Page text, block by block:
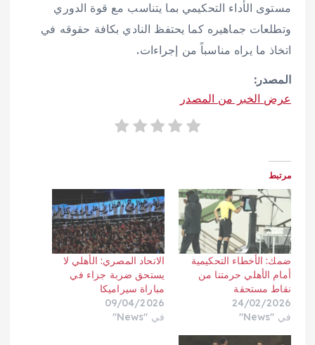
مستوى الأداء التحكيمي بما يتناسب مع قوة الدوري
وتطلعات جماهيره كما يحتفظ النادي بكافة حقوقه في
اتخاذ ما يراه مناسباً من إجراءات.
المصدر:
عرض الخبر من المصدر
مرتبط
ضمك: الأخطاء التحكيمية
أمام الأهلي حرمتنا من
نقاط مستحقة
24/02/2026
في "News"
الاتحاد المصري: الأهلي لا
يستحق ضربة جزاء في
مباراة سيراميكا
09/04/2026
في "News"